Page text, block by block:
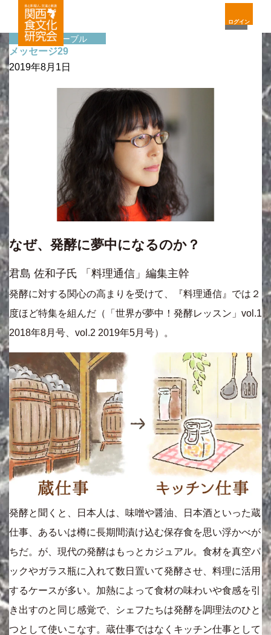
ログイン
サイドテーブル
メッセージ29
2019年8月1日
なぜ、発酵に夢中になるのか？
君島 佐和子氏 「料理通信」編集主幹
発酵に対する関心の高まりを受けて、『料理通信』では２
度ほど特集を組んだ（「世界が夢中！発酵レッスン」vol.1
2018年8月号、vol.2 2019年5月号）。
発酵と聞くと、日本人は、味噌や醤油、日本酒といった蔵
仕事、あるいは樽に長期間漬け込む保存食を思い浮かべが
ちだ。が、現代の発酵はもっとカジュアル。食材を真空パ
ックやガラス瓶に入れて数日置いて発酵させ、料理に活用
するケースが多い。加熱によって食材の味わいや食感を引
き出すのと同じ感覚で、シェフたちは発酵を調理法のひと
つとして使いこなす。蔵仕事ではなくキッチン仕事として